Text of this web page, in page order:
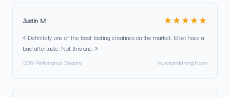
Justin M ★★★★★
« Definitely one of the best tasting creatines on the market. Most have a
bad aftertaste. Not this one. »
COR-Performance Creatine muscleandstrength.com